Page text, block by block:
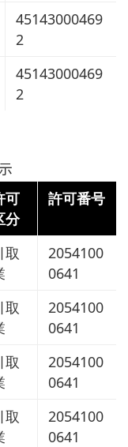
45143000469
2
45143000469
2
可
分
許可番号
取
2054100
0641
取
2054100
0641
取
2054100
0641
取
2054100
0641